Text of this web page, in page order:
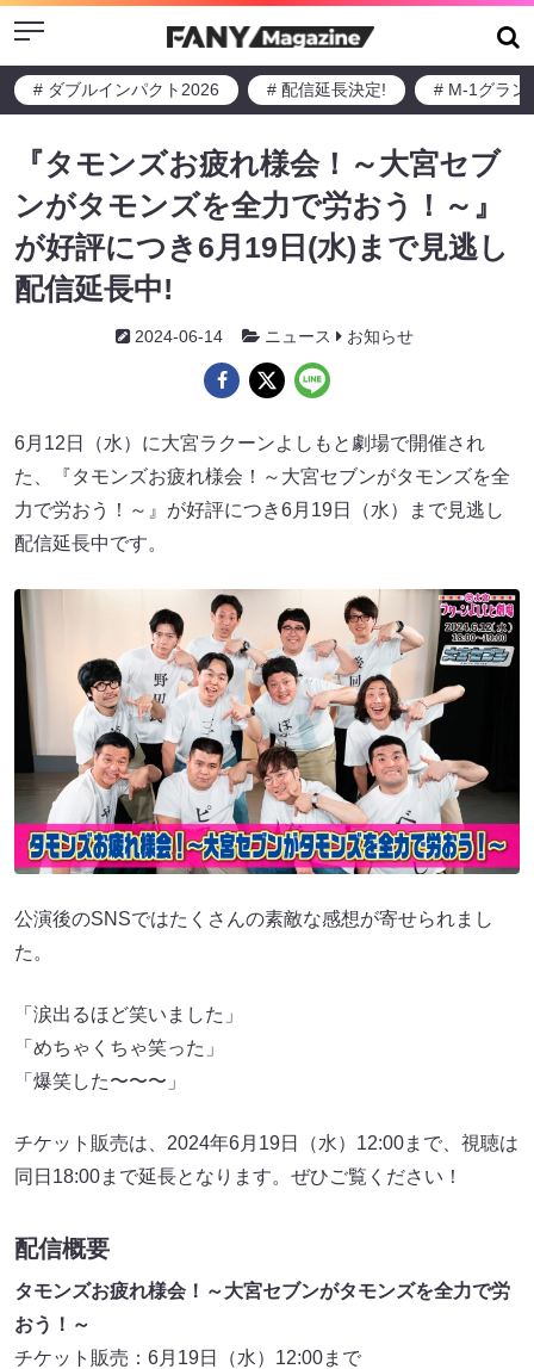
Menu
# ダブルインパクト2026 # 配信延長決定! # M-1グラン
『タモンズお疲れ様会！～大宮セブ
ンがタモンズを全力で労おう！～』
が好評につき6月19日(水)まで見逃し
配信延長中!
2024-06-14 ニュース お知らせ
6月12日（水）に大宮ラクーンよしもと劇場で開催され
た、『タモンズお疲れ様会！～大宮セブンがタモンズを全
力で労おう！～』が好評につき6月19日（水）まで見逃し
配信延長中です。
公演後のSNSではたくさんの素敵な感想が寄せられまし
た。
「涙出るほど笑いました」
「めちゃくちゃ笑った」
「爆笑した〜〜〜」
チケット販売は、2024年6月19日（水）12:00まで、視聴は
同日18:00まで延長となります。ぜひご覧ください！
配信概要
タモンズお疲れ様会！～大宮セブンがタモンズを全力で労
おう！～
チケット販売：6月19日（水）12:00まで